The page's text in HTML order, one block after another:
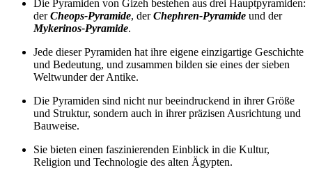
Die Pyramiden von Gizeh bestehen aus drei Hauptpyramiden:
derCheops-Pyramide, derChephren-Pyramide und der
Mykerinos-Pyramide.
Jede dieser Pyramiden hat ihre eigene einzigartige Geschichte
und Bedeutung, und zusammen bilden sie eines der sieben
Weltwunder der Antike.
Die Pyramiden sind nicht nur beeindruckend in ihrer Größe
und Struktur, sondern auch in ihrer präzisen Ausrichtung und
Bauweise.
Sie bieten einen faszinierenden Einblick in die Kultur,
Religion und Technologie des alten Ägypten.